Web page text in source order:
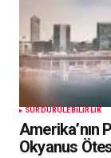
SÜRDÜRÜLEBILIRLIK
Amerika’nın
Okyanus